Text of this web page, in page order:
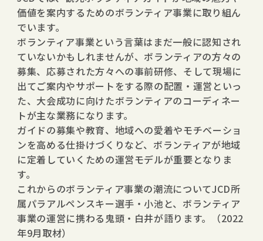
価値を案内するためのボランティア事業に取り組ん
でいます。
ボランティア事業という言葉はまだ一般に認知され
ていないかもしれませんが、ボランティアの方々の
募集、応募された方々への事前研修、そして現場に
出てご案内やサポートをする際の配置・運営といっ
た、大会成功に向けたボランティアのコーディネー
トが主な業務になります。
ガイドの募集や教育、地域への愛着やモチベーショ
ンを高める仕掛けづくりなど、ボランティアが地域
に定着していくための運営モデルが重要となりま
す。
これからのボランティア事業の潮流についてJCD所
属パラアルペンスキー選⼿・⼩池と、ボランティア
事業の運営に携わる⻤頭・⽩井が語ります。（2022
年9月取材）